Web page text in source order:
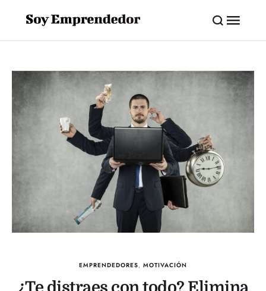
EMPRENDEDORES, MOTIVACIÓN
¿Te distraes con todo? Elimina